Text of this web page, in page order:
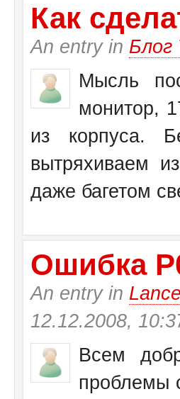
Как
An entry in Блог
Мысль
монитор,
из корпуса.
вытряхиваем
даже багетом
Ошибка
An entry in
12.12.2008,
Всем
проблемы